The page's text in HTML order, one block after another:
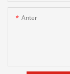
Anter